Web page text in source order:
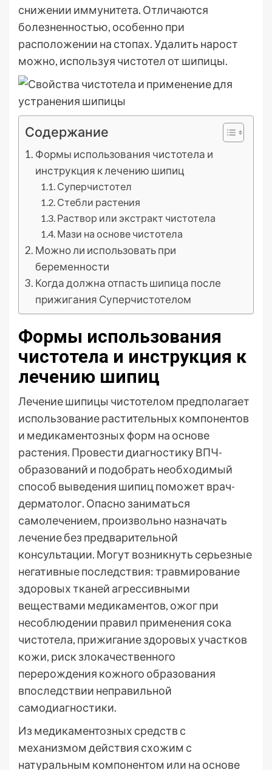
снижении иммунитета. Отличаются
болезненностью, особенно при
расположении на стопах. Удалить нарост
можно, используя чистотел от шипицы.
Содержание
Формы использования чистотела и
инструкция к лечению шипиц
Суперчистотел
Стебли растения
Раствор или экстракт чистотела
Мази на основе чистотела
Можно ли использовать при
беременности
Когда должна отпасть шипица после
прижигания Суперчистотелом
Формы использования
чистотела и инструкция к
лечению шипиц
Лечение шипицы чистотелом предполагает
использование растительных компонентов
и медикаментозных форм на основе
растения. Провести диагностику ВПЧ-
образований и подобрать необходимый
способ выведения шипиц поможет врач-
дерматолог. Опасно заниматься
самолечением, произвольно назначать
лечение без предварительной
консультации. Могут возникнуть серьезные
негативные последствия: травмирование
здоровых тканей агрессивными
веществами медикаментов, ожог при
несоблюдении правил применения сока
чистотела, прижигание здоровых участков
кожи, риск злокачественного
перерождения кожного образования
впоследствии неправильной
самодиагностики.
Из медикаментозных средств с
механизмом действия схожим с
натуральным компонентом или на основе